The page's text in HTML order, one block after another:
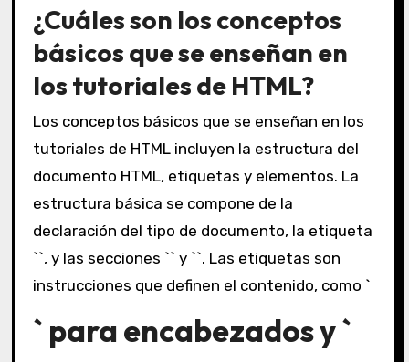
¿Cuáles son los conceptos
básicos que se enseñan en
los tutoriales de HTML?
Los conceptos básicos que se enseñan en los
tutoriales de HTML incluyen la estructura del
documento HTML, etiquetas y elementos. La
estructura básica se compone de la
declaración del tipo de documento, la etiqueta
``, y las secciones `` y ``. Las etiquetas son
instrucciones que definen el contenido, como `
` para encabezados y `